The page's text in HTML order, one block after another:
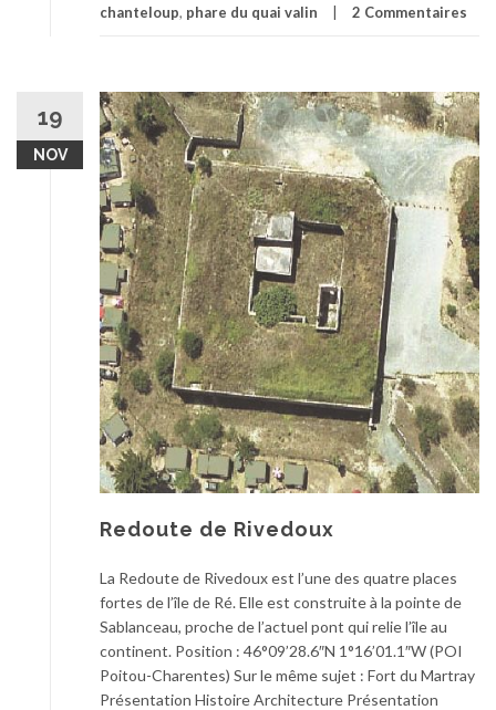
chanteloup, phare du quai valin 2 Commentaires
19
NOV
Redoute de Rivedoux
La Redoute de Rivedoux est l’une des quatre places
fortes de l’île de Ré. Elle est construite à la pointe de
Sablanceau, proche de l’actuel pont qui relie l’île au
continent. Position : 46°09’28.6″N 1°16’01.1″W (POI
Poitou-Charentes) Sur le même sujet : Fort du Martray
Présentation Histoire Architecture Présentation